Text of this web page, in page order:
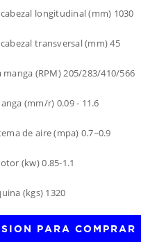
longitudinal (mm) 1030
transversal (mm) 45
manga (RPM) 205/283/410/566
(mm/r) 0.09 - 11.6
de aire (mpa) 0.7~0.9
(kw) 0.85-1.1
(kgs) 1320
PARA COMPRAR